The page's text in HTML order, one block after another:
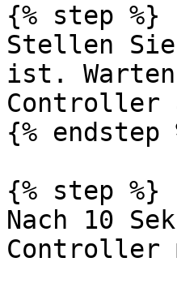
{% step %}
Stellen
ist. Warten
Controller
{% endstep
{% step %}
Nach 10
Controller